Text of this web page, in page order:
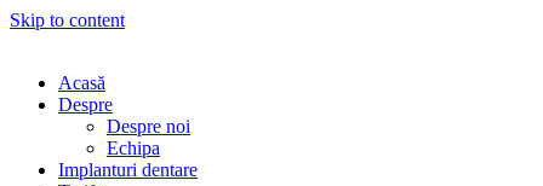
Skip to content
Acasă
Despre
Despre noi
Echipa
Implanturi dentare